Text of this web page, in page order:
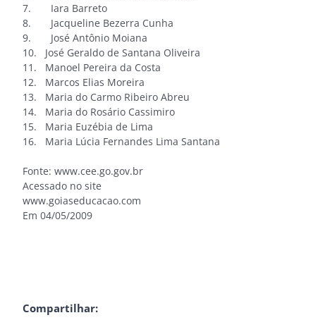
7. Iara Barreto
8. Jacqueline Bezerra Cunha
9. José Antônio Moiana
10. José Geraldo de Santana Oliveira
11. Manoel Pereira da Costa
12. Marcos Elias Moreira
13. Maria do Carmo Ribeiro Abreu
14. Maria do Rosário Cassimiro
15. Maria Euzébia de Lima
16. Maria Lúcia Fernandes Lima Santana
Fonte: www.cee.go.gov.br
Acessado no site
www.goiaseducacao.com
Em 04/05/2009
Compartilhar: